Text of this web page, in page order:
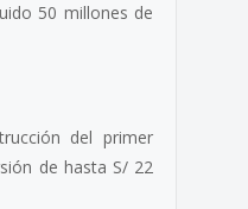
50 millones de
del primer
de hasta S/ 22